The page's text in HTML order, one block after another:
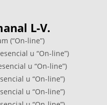
L-V.
(“On-line”)
u “On-line”)
u “On-line”)
u “On-line”)
u “On-line”)